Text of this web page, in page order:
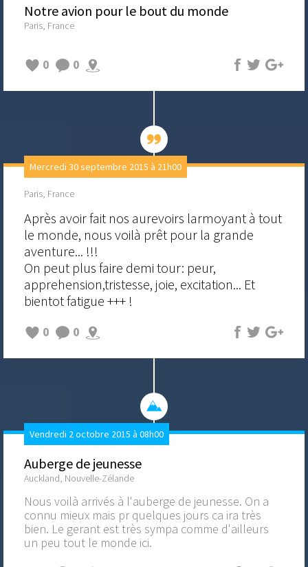
Notre avion pour le bout du monde
Paris, France
0 0
Mercredi 30 septembre 2015 à 21h00
Paris, France
Après avoir fait nos aurevoirs larmoyant à tout
le monde, nous voilà prêt pour la grande
aventure... !!!
On peut plus faire demi tour: peur,
apprehension,tristesse, joie, excitation... Et
bientot fatigue +++ !
0 0
Vendredi 2 octobre 2015 à 08h00
Auberge de jeunesse
Auckland, Nouvelle-Zélande
Nous voilà arrivés à l'auberge de jeunesse. On a
connu mieux mais pr quelques jours ca ira très
bien. Le gerant est très sympa comme d'ailleurs
un peu tout le monde ici.